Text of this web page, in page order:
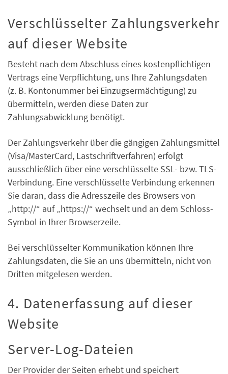
Verschlüsselter Zahlungsverkehr
auf dieser Website
Besteht nach dem Abschluss eines kostenpflichtigen
Vertrags eine Verpflichtung, uns Ihre Zahlungsdaten
(z. B. Kontonummer bei Einzugsermächtigung) zu
übermitteln, werden diese Daten zur
Zahlungsabwicklung benötigt.
Der Zahlungsverkehr über die gängigen Zahlungsmittel
(Visa/MasterCard, Lastschriftverfahren) erfolgt
ausschließlich über eine verschlüsselte SSL- bzw. TLS-
Verbindung. Eine verschlüsselte Verbindung erkennen
Sie daran, dass die Adresszeile des Browsers von
„http://“ auf „https://“ wechselt und an dem Schloss-
Symbol in Ihrer Browserzeile.
Bei verschlüsselter Kommunikation können Ihre
Zahlungsdaten, die Sie an uns übermitteln, nicht von
Dritten mitgelesen werden.
4. Datenerfassung auf dieser
Website
Server-Log-Dateien
Der Provider der Seiten erhebt und speichert